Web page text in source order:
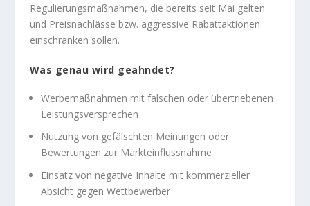
Regulierungsmaßnahmen, die bereits seit Mai gelten
und Preisnachlässe bzw. aggressive Rabattaktionen
einschränken sollen.
Was genau wird geahndet?
Werbemaßnahmen mit falschen oder übertriebenen
Leistungsversprechen
Nutzung von gefälschten Meinungen oder
Bewertungen zur Markteinflussnahme
Einsatz von negative Inhalte mit kommerzieller
Absicht gegen Wettbewerber